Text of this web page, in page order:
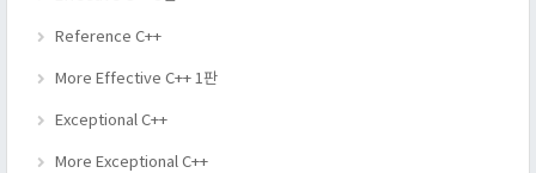
Reference C++
More Effective C++ 1판
Exceptional C++
More Exceptional C++